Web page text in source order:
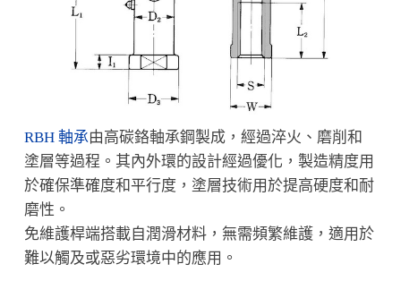
RBH 軸承由高碳鉻軸承鋼製成，經過淬火、磨削和
塗層等過程。其內外環的設計經過優化，製造精度用
於確保準確度和平行度，塗層技術用於提高硬度和耐
磨性。
免維護桿端搭載自潤滑材料，無需頻繁維護，適用於
難以觸及或惡劣環境中的應用。